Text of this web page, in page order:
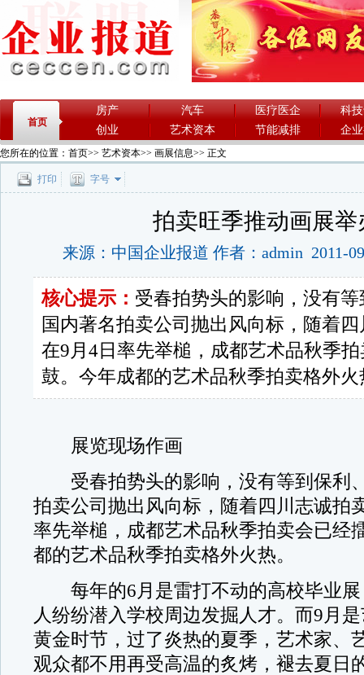
首页
房产 汽车 医疗医企
科
创业
艺术资本 节能减排 企
您所在的位置： 首页>> 艺术资本>> 画展信息>> 正文
打印 字号
拍卖旺季推动画展举
来源：中国企业报道 作者：admin 2011-
核心提示： 受春拍势头的影响，没有
国内著名拍卖公司抛出风向标，随着
在9月4日率先举槌，成都艺术品秋季
鼓。今年成都的艺术品秋季拍卖格外火
展览现场作画
受春拍势头的影响，没有等到保利
拍卖公司抛出风向标，随着四川志诚拍
率先举槌，成都艺术品秋季拍卖会已经
都的艺术品秋季拍卖格外火热。
每年的6月是雷打不动的高校毕业展
人纷纷潜入学校周边发掘人才。而9月
黄金时节，过了炎热的夏季，艺术家、
观众都不用再受高温的炙烤，褪去夏日